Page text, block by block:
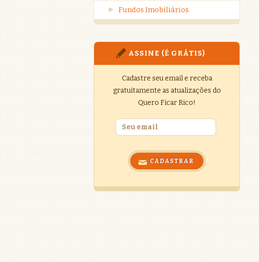
Fundos Imobiliários
ASSINE (É GRÁTIS)
Cadastre seu email e receba
gratuitamente as atualizações do
Quero Ficar Rico!